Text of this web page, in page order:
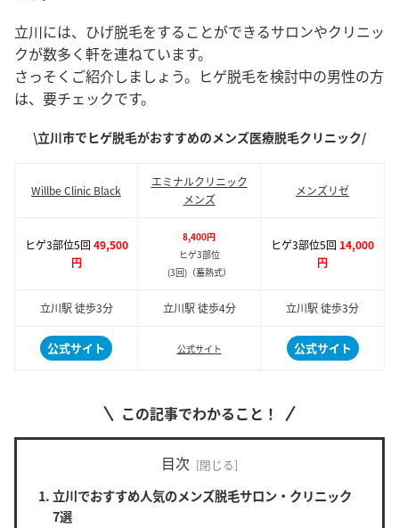
立川には、ひげ脱毛をすることができるサロンやクリニッ
クが数多く軒を連ねています。
さっそくご紹介しましょう。ヒゲ脱毛を検討中の男性の方
は、要チェックです。
\立川市でヒゲ脱毛がおすすめのメンズ医療脱毛クリニック/
Willbe Clinic Black
エミナルクリニック
メンズ
メンズリゼ
ヒゲ3部位5回 49,500
円
8,400円
ヒゲ3部位
(3回)（蓄熱式）
ヒゲ3部位5回 14,000
円
立川駅 徒歩3分 立川駅 徒歩4分 立川駅 徒歩3分
公式サイト 公式サイト 公式サイト
この記事でわかること！
目次
立川でおすすめ人気のメンズ脱毛サロン・クリニック
7選